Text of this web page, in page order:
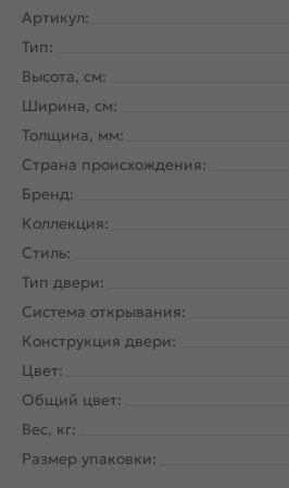
Артикул:
Тип:
Высота, см:
Ширина, см:
Толщина, мм:
Страна происхождения:
Бренд:
Коллекция:
Стиль:
Тип двери:
Система открывания:
Конструкция двери:
Цвет:
Общий цвет:
Вес, кг:
Размер упаковки: